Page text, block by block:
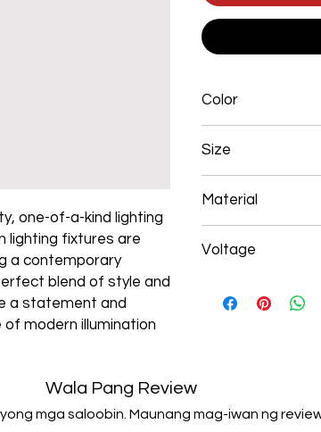
one-of-a-kind lighting
lighting fixtures are
a contemporary
blend of style and
a statement and
modern illumination
Color
Size
Material
Voltage
Wala Pang Review
mga saloobin. Maunang mag-iwan ng